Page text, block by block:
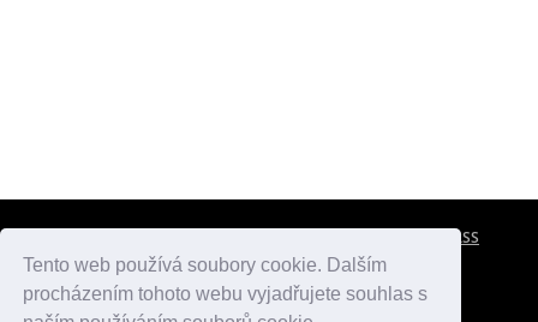
Tento web používá soubory cookie. Dalším
procházením tohoto webu vyjadřujete souhlas s
RSS
atlaspamatek.info